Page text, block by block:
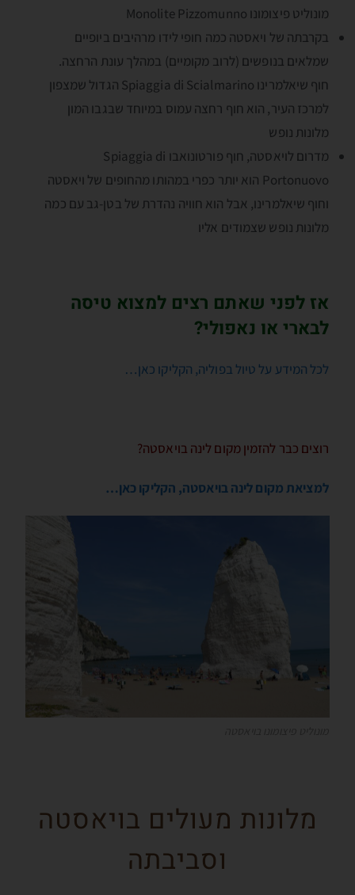
מונוליט פיצומונו Monolite Pizzomunno
בקרבתה של ויאסטה כמה חופי לידו מרהיבים ביופיים
שמלאים בנופשים (לרוב מקומיים) במהלך עונת הרחצה.
חוף שיאלמרינו Spiaggia di Scialmarino הגדול שמצפון
למרכז העיר, הוא חוף רחצה עמוס במיוחד שבגבו המון
מלונות נופש
מדרום לויאסטה, חוף פורטונואבו Spiaggia di
Portonuovo הוא יותר כפרי במהותו מהחופים של ויאסטה
וחוף שיאלמרינו, אבל הוא חוויה נהדרת של בטן-גב עם כמה
מלונות נופש שצמודים אליו
אז לפני שאתם רצים למצוא טיסה
לבארי או נאפולי?
לכל המידע על טיול בפוליה, הקליקו כאן…
רוצים כבר להזמין מקום לינה בויאסטה?
למציאת מקום לינה בויאסטה, הקליקו כאן…
מלונות מעולים בויאסטה
וסביבתה